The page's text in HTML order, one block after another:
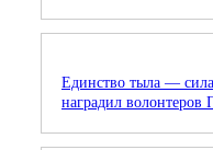
Единство тыла —
наградил волонтеров